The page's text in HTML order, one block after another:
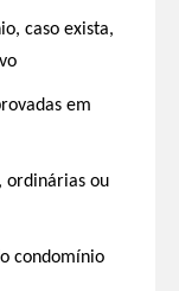
caso exista,
em
ordinárias ou
condomínio